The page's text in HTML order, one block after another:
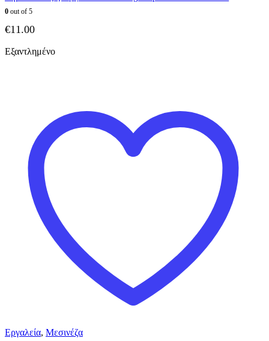
0 out of 5
€11.00
Εξαντλημένο
Εργαλεία, Μεσινέζα